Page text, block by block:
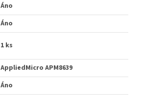
Áno
Áno
1 ks
AppliedMicro APM8639
Áno